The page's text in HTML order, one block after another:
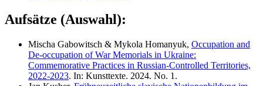
Aufsätze (Auswahl):
Mischa Gabowitsch & Mykola Homanyuk, Occupation and
De-occupation of War Memorials in Ukraine:
Commemorative Practices in Russian-Controlled Territories,
2022-2023. In: Kunsttexte. 2024. No. 1.